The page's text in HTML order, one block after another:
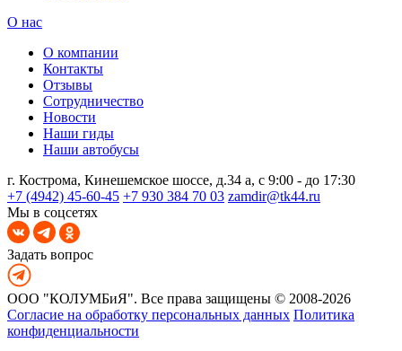
О нас
О компании
Контакты
Отзывы
Сотрудничество
Новости
Наши гиды
Наши автобусы
г. Кострома, Кинешемское шоссе, д.34 а, с 9:00 - до 17:30
+7 (4942) 45-60-45 +7 930 384 70 03 zamdir@tk44.ru
Мы в соцсетях
Задать вопрос
ООО "КОЛУМБиЯ". Все права защищены © 2008-2026
Согласие на обработку персональных данных Политика
конфиденциальности